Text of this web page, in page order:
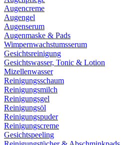
Augencreme
Augengel
Augenserum
Augenmaske & Pads
Wimpernwachstumsserum
Gesichtsreinigung
Gesichtswasser, Tonic & Lotion
Mizellenwasser
Reinigungsschaum
Reinigungsmilch
Reinigungsgel
Reinigungsöl
Reinigungspuder
Reinigungscreme
Gesichtspeeling